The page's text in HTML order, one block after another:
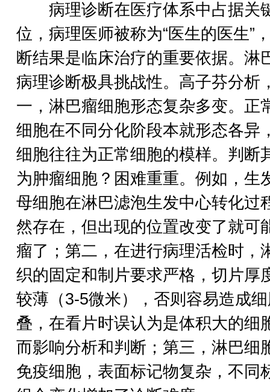
病理诊断在医疗体系中占据关
位，病理医师被称为“医生的医生”
断结果是临床治疗的重要依据。淋
病理诊断极具挑战性。高子芬分析
一，淋巴瘤细胞形态复杂多变。正
细胞在不同分化阶段本就形态各异
细胞往往为正常细胞的模样。判断
为肿瘤细胞？困难重重。例如，生
母细胞在淋巴滤泡生发中心转化过
然存在，但出现的位置改变了就可
瘤了；第二，在进行病理活检时，
织的固定和制片要求严格，切片厚
较薄（3-5微米），否则容易造成
叠，在看片时误认为是体积大的细
而影响分析和判断；第三，淋巴细
免疫细胞，表面标记物复杂，不同